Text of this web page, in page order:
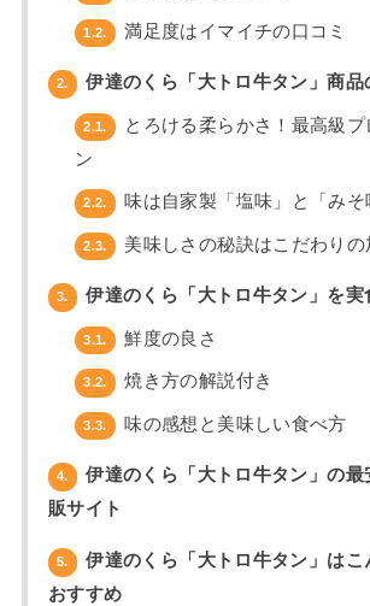
1.2. 満足度はイマイチの口コミ
2. 伊達のくら「大トロ牛タン」商品
2.1.
とろける柔らかさ！最高級プ
ン
2.2. 味は自家製「塩味」と「み
2.3. 美味しさの秘訣はこだわりの
3. 伊達のくら「大トロ牛タン」を実
3.1. 鮮度の良さ
3.2. 焼き方の解説付き
3.3. 味の感想と美味しい食べ方
4.
伊達のくら「大トロ牛タン」の最
販サイト
5.
伊達のくら「大トロ牛タン」はこ
おすすめ